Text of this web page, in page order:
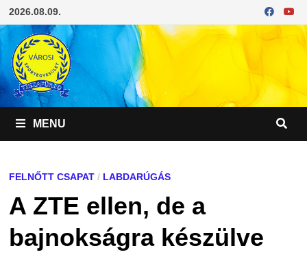
Skip
to
content
2026.08.09.
MENU
FELNŐTT CSAPAT/ LABDARÚGÁS
A ZTE ellen, de a
bajnokságra készülve